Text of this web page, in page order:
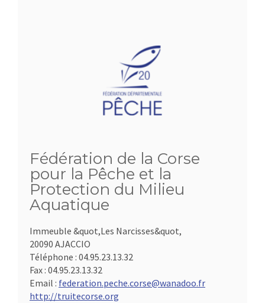
Fédération de la Corse
pour la Pêche et la
Protection du Milieu
Aquatique
Immeuble &quot,Les Narcisses&quot,
20090 AJACCIO
Téléphone : 04.95.23.13.32
Fax : 04.95.23.13.32
Email : federation.peche.corse@wanadoo.fr
http://truitecorse.org